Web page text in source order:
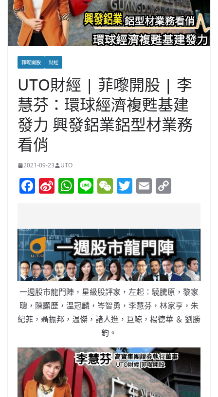
菲嚟開股 財經
UTO財經 | 菲嚟開股 | 李
慧芬：環球經濟複甦基建
發力 興發鋁業鋁型材業務
看俏
2021-09-23 UTO
F
e
b
o
o
k
Si
W
ei
b
o
W
s
A
p
p
Li W
h
at
T
er
E
l y
Li
n
k
一週股市龍門陣，星級股評家，左起：驍騰原，黎家
聰，陳顯歷，温冠麟，岑智勇，李慧芬，林家亨，朱
紀菲，聶振邦，温傑，諸人進，巨鯨，楊德華 ＆ 劉勝
鈞。